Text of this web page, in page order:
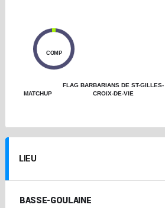
COMP
MATCHUP
FLAG BARBARIANS DE ST-GILLES-
CROIX-DE-VIE
LIEU
BASSE-GOULAINE